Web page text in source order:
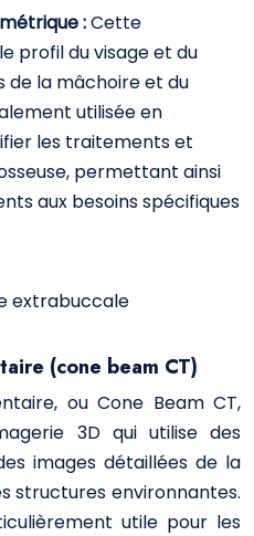
:Cette
profil du visage et du
de la mâchoire et du
utilisée en
les traitements et
permettant ainsi
aux besoins spécifiques
(cone beam CT)
ou Cone Beam CT,
3D qui utilise des
images détaillées de la
structures environnantes.
utile pour les